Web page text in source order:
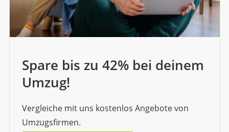
Spare bis zu 42% bei deinem
Umzug!
Vergleiche mit uns kostenlos Angebote von
Umzugsfirmen.